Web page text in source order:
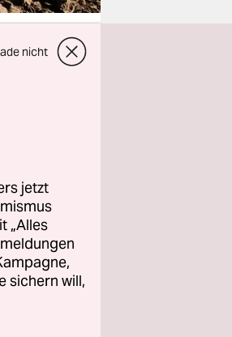
nicht
jetzt
„Alles
sichern will,